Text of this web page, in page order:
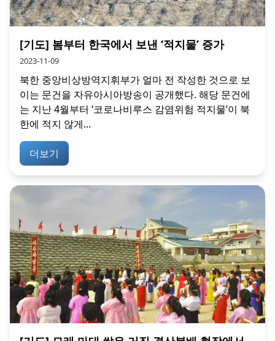
[기도] 봄부터 한국에서 보낸 ‘적지물’ 증가
2023-11-09
북한 중앙비상방역지휘부가 얼마 전 작성한 것으로 보
이는 문건을 자유아시아방송이 공개했다. 해당 문건에
는 지난 4월부터 ‘코로나비루스 감염위험 적지물’이 북
한에 적지 않게...
더보기